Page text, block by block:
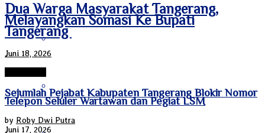
Jawa Tengah
Dua Warga Masyarakat Tangerang,
Melayangkan Somasi Ke Bupati
Tangerang
Juni 18, 2026
Sejumlah Pejabat Kabupaten Tangerang Blokir Nomor
Telepon Seluler Wartawan dan Pegiat LSM
by Roby Dwi Putra
Juni 17, 2026